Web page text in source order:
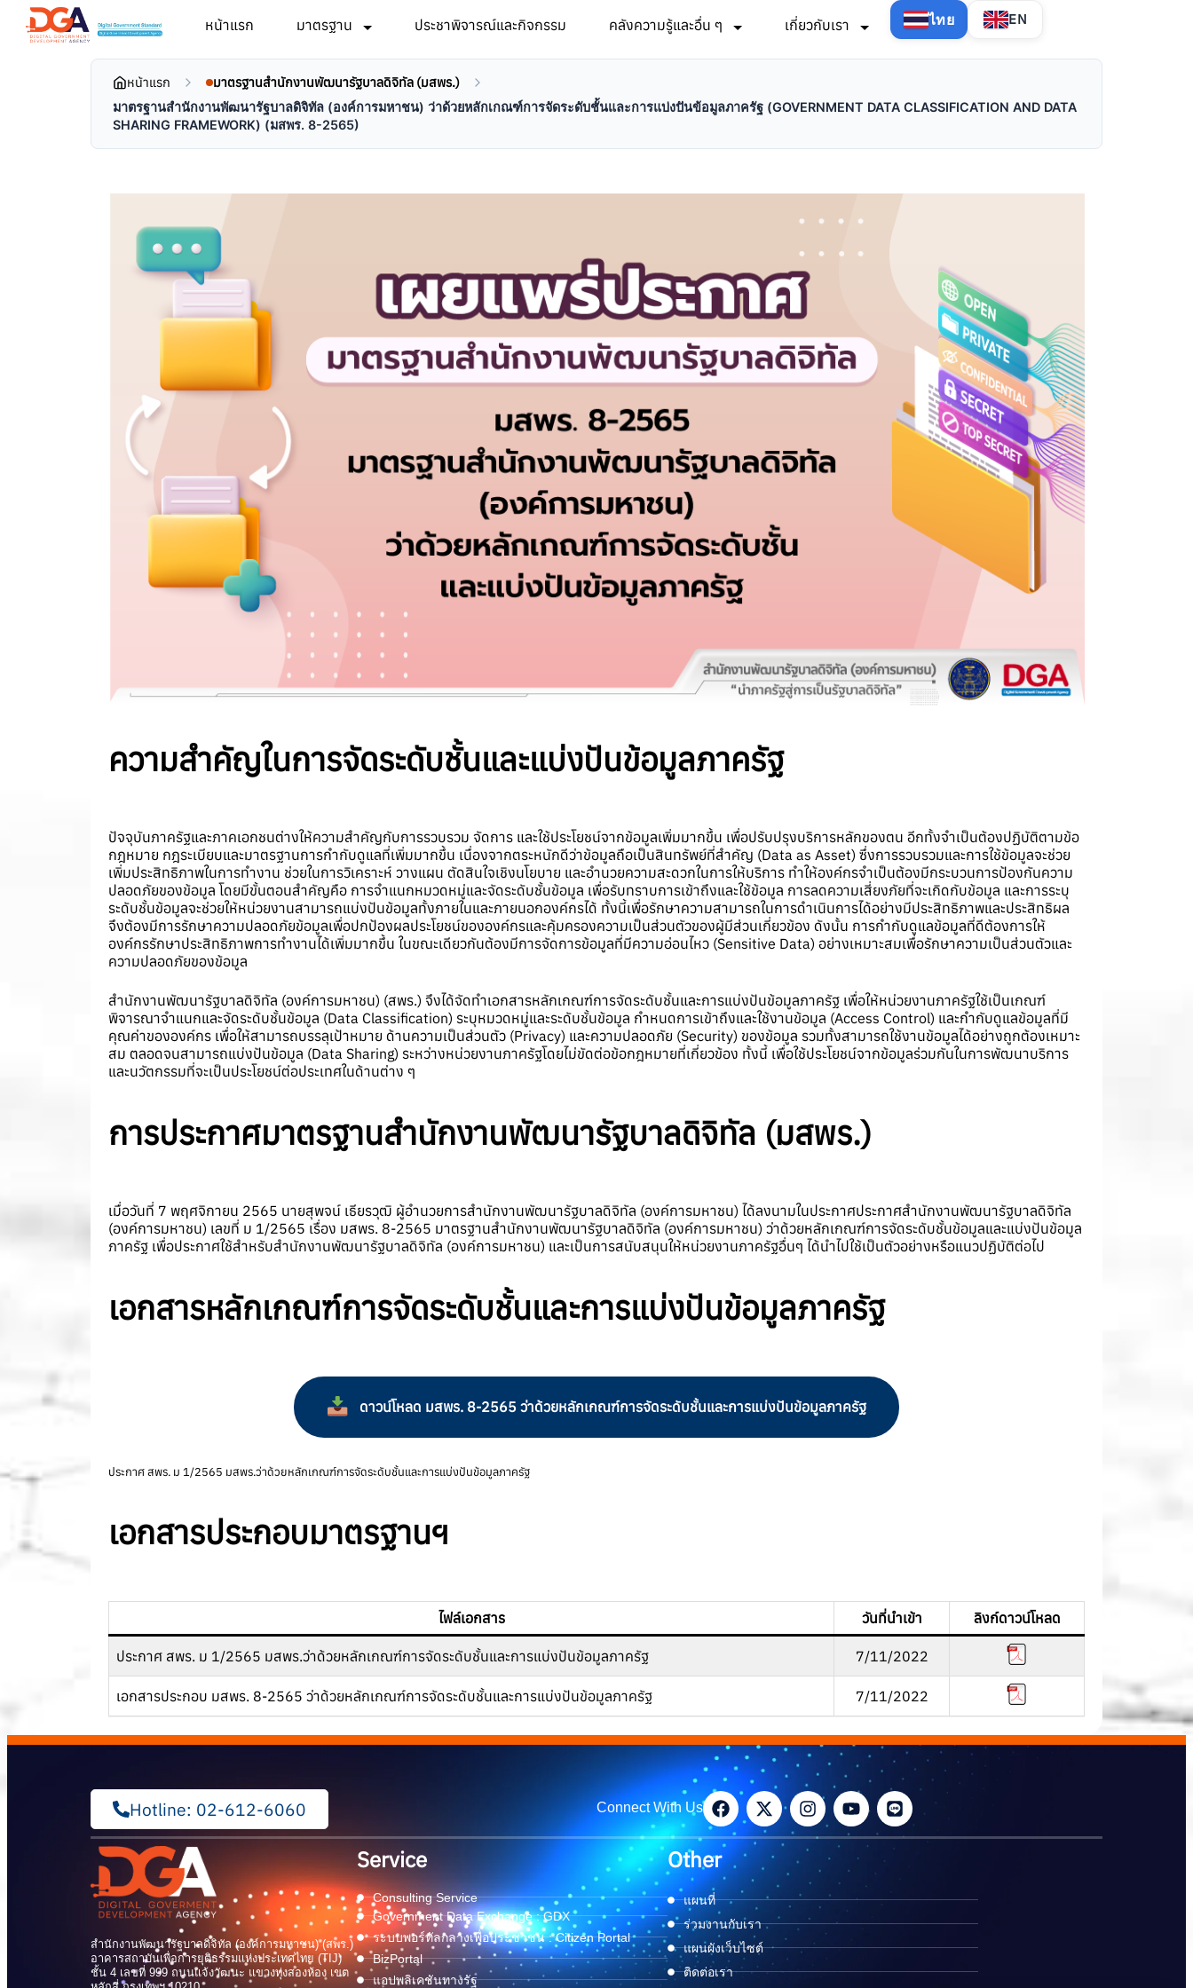
หน้าแรก มาตรฐาน ประชาพิจารณ์และกิจกรรม คลังความรู้และอื่น ๆ เกี่ยวกับเรา ไทย EN
หน้าแรก มาตรฐานสำนักงานพัฒนารัฐบาลดิจิทัล (มสพร.)
มาตรฐานสำนักงานพัฒนารัฐบาลดิจิทัล (องค์การมหาชน) ว่าด้วยหลักเกณฑ์การจัดระดับชั้นและการแบ่งปันข้อมูลภาครัฐ (GOVERNMENT DATA CLASSIFICATION AND DATA
SHARING FRAMEWORK) (มสพร. 8-2565)
ความสำคัญในการจัดระดับชั้นและแบ่งปันข้อมูลภาครัฐ
ปัจจุบันภาครัฐและภาคเอกชนต่างให้ความสำคัญกับการรวบรวม จัดการ และใช้ประโยชน์จากข้อมูลเพิ่มมากขึ้น เพื่อปรับปรุงบริการหลักของตน อีกทั้งจำเป็นต้องปฏิบัติตามข้อ
กฎหมาย กฎระเบียบและมาตรฐานการกำกับดูแลที่เพิ่มมากขึ้น เนื่องจากตระหนักดีว่าข้อมูลถือเป็นสินทรัพย์ที่สำคัญ (Data as Asset) ซึ่งการรวบรวมและการใช้ข้อมูลจะช่วย
เพิ่มประสิทธิภาพในการทำงาน ช่วยในการวิเคราะห์ วางแผน ตัดสินใจเชิงนโยบาย และอำนวยความสะดวกในการให้บริการ ทำให้องค์กรจำเป็นต้องมีกระบวนการป้องกันความ
ปลอดภัยของข้อมูล โดยมีขั้นตอนสำคัญคือ การจำแนกหมวดหมู่และจัดระดับชั้นข้อมูล เพื่อรับทราบการเข้าถึงและใช้ข้อมูล การลดความเสี่ยงภัยที่จะเกิดกับข้อมูล และการระบุ
ระดับชั้นข้อมูลจะช่วยให้หน่วยงานสามารถแบ่งปันข้อมูลทั้งภายในและภายนอกองค์กรได้ ทั้งนี้เพื่อรักษาความสามารถในการดำเนินการได้อย่างมีประสิทธิภาพและประสิทธิผล
จึงต้องมีการรักษาความปลอดภัยข้อมูลเพื่อปกป้องผลประโยชน์ขององค์กรและคุ้มครองความเป็นส่วนตัวของผู้มีส่วนเกี่ยวข้อง ดังนั้น การกำกับดูแลข้อมูลที่ดีต้องการให้
องค์กรรักษาประสิทธิภาพการทำงานได้เพิ่มมากขึ้น ในขณะเดียวกันต้องมีการจัดการข้อมูลที่มีความอ่อนไหว (Sensitive Data) อย่างเหมาะสมเพื่อรักษาความเป็นส่วนตัวและ
ความปลอดภัยของข้อมูล
สำนักงานพัฒนารัฐบาลดิจิทัล (องค์การมหาชน) (สพร.) จึงได้จัดทำเอกสารหลักเกณฑ์การจัดระดับชั้นและการแบ่งปันข้อมูลภาครัฐ เพื่อให้หน่วยงานภาครัฐใช้เป็นเกณฑ์
พิจารณาจำแนกและจัดระดับชั้นข้อมูล (Data Classification) ระบุหมวดหมู่และระดับชั้นข้อมูล กำหนดการเข้าถึงและใช้งานข้อมูล (Access Control) และกำกับดูแลข้อมูลที่มี
คุณค่าขององค์กร เพื่อให้สามารถบรรลุเป้าหมาย ด้านความเป็นส่วนตัว (Privacy) และความปลอดภัย (Security) ของข้อมูล รวมทั้งสามารถใช้งานข้อมูลได้อย่างถูกต้องเหมาะ
สม ตลอดจนสามารถแบ่งปันข้อมูล (Data Sharing) ระหว่างหน่วยงานภาครัฐโดยไม่ขัดต่อข้อกฎหมายที่เกี่ยวข้อง ทั้งนี้ เพื่อใช้ประโยชน์จากข้อมูลร่วมกันในการพัฒนาบริการ
และนวัตกรรมที่จะเป็นประโยชน์ต่อประเทศในด้านต่าง ๆ
การประกาศมาตรฐานสำนักงานพัฒนารัฐบาลดิจิทัล (มสพร.)
เมื่อวันที่ 7 พฤศจิกายน 2565 นายสุพจน์ เธียรวุฒิ ผู้อำนวยการสำนักงานพัฒนารัฐบาลดิจิทัล (องค์การมหาชน) ได้ลงนามในประกาศประกาศสำนักงานพัฒนารัฐบาลดิจิทัล
(องค์การมหาชน) เลขที่ ม 1/2565 เรื่อง มสพร. 8-2565 มาตรฐานสำนักงานพัฒนารัฐบาลดิจิทัล (องค์การมหาชน) ว่าด้วยหลักเกณฑ์การจัดระดับชั้นข้อมูลและแบ่งปันข้อมูล
ภาครัฐ เพื่อประกาศใช้สำหรับสำนักงานพัฒนารัฐบาลดิจิทัล (องค์การมหาชน) และเป็นการสนับสนุนให้หน่วยงานภาครัฐอื่นๆ ได้นำไปใช้เป็นตัวอย่างหรือแนวปฏิบัติต่อไป
เอกสารหลักเกณฑ์การจัดระดับชั้นและการแบ่งปันข้อมูลภาครัฐ
ดาวน์โหลด มสพร. 8-2565 ว่าด้วยหลักเกณฑ์การจัดระดับชั้นและการแบ่งปันข้อมูลภาครัฐ
ประกาศ สพร. ม 1/2565 มสพร.ว่าด้วยหลักเกณฑ์การจัดระดับชั้นและการแบ่งปันข้อมูลภาครัฐ
เอกสารประกอบมาตรฐานฯ
ไฟล์เอกสาร วันที่นำเข้า ลิงก์ดาวน์โหลด
ประกาศ สพร. ม 1/2565 มสพร.ว่าด้วยหลักเกณฑ์การจัดระดับชั้นและการแบ่งปันข้อมูลภาครัฐ 7/11/2022
เอกสารประกอบ มสพร. 8-2565 ว่าด้วยหลักเกณฑ์การจัดระดับชั้นและการแบ่งปันข้อมูลภาครัฐ 7/11/2022
Hotline: 02-612-6060 Connect With Us
สำนักงานพัฒนารัฐบาลดิจิทัล (องค์การมหาชน) (สพร.)
อาคารสถาบันเพื่อการยุติธรรมแห่งประเทศไทย (TIJ)
ชั้น 4 เลขที่ 999 ถนนแจ้งวัฒนะ แขวงทุ่งสองห้อง เขต
Service
Consulting Service
Government Data Exchange : GDX
ระบบพอร์ทัลกลางเพื่อประชาชน : Citizen Portal
BizPortal
แอปพลิเคชันทางรัฐ
Other
แผนที่
ร่วมงานกับเรา
แผนผังเว็บไซต์
ติดต่อเรา